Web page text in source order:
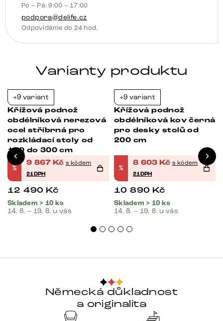
Po – Pá: 9:00 – 17:00
podpora@delife.cz
Odpovídáme do 24 hod.
Varianty produktu
+9 variant
Křížová podnož
obdélníková nerezová
ocel stříbrná pro
rozkládací stoly od
180 do 300 cm
%
9 867 Kč s kódem
21DPH
12 490 Kč
Skladem > 10 ks
14. 8. – 19. 8. u vás
+9 variant
Křížová podnož
obdélníková kov černá
pro desky stolů od
200 cm
%
8 603 Kč s kódem
21DPH
10 890 Kč
Skladem > 10 ks
14. 8. – 19. 8. u vás
Německá důkladnost
a originalita